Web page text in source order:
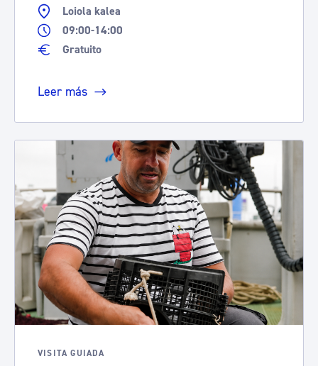
Loiola kalea
09:00-14:00
Gratuito
Leer más
VISITA GUIADA